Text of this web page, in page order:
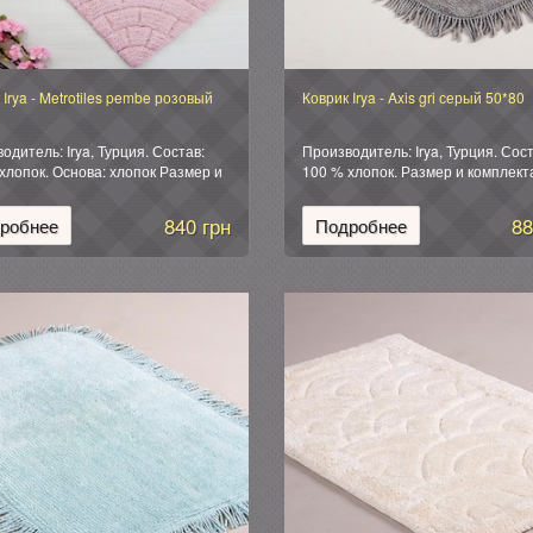
Irya - Metrotiles pembe розовый
Irya, Турция. Состав:
Основа: хлопок Размер и
фирменная силиконовая840 грн
Коврик Irya - Axis gri серый 50*80
Производитель: Irya, Турция.
100 % хлопок. Размер и
фирменная силиконовая.
Подробнее